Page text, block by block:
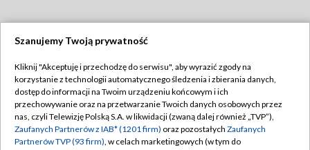
TVP
Abonament TVP
Emisja w TVP
Regulamin TVP
Polityka prywatności
Szanujemy Twoją prywatność
Kliknij "Akceptuję i przechodzę do serwisu", aby wyrazić zgody na
korzystanie z technologii automatycznego śledzenia i zbierania danych,
dostęp do informacji na Twoim urządzeniu końcowym i ich
przechowywanie oraz na przetwarzanie Twoich danych osobowych przez
nas, czyli Telewizję Polską S.A. w likwidacji (zwaną dalej również „TVP”),
Zaufanych Partnerów z IAB* (1201 firm) oraz pozostałych Zaufanych
Partnerów TVP (93 firm), w celach marketingowych (w tym do